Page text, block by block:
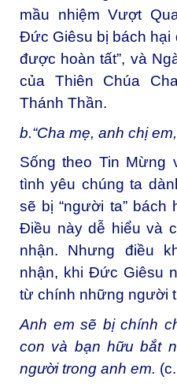
mầu nhiệm Vượt
Đức Giêsu bị bách hại
được hoàn tất”, và
của Thiên Chúa
Thánh Thần.
b.“Cha mẹ, anh chị
Sống theo Tin Mừng
tình yêu chúng ta
sẽ bị “người ta” bách
Điều này dễ hiểu và
nhận. Nhưng điều
nhận, khi Đức Giêsu
từ chính những người
Anh em sẽ bị chính
con và bạn hữu bắt
người trong anh em.